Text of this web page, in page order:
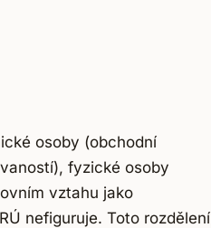
osoby (obchodní
fyzické osoby
vztahu jako
nefiguruje. Toto rozdělení